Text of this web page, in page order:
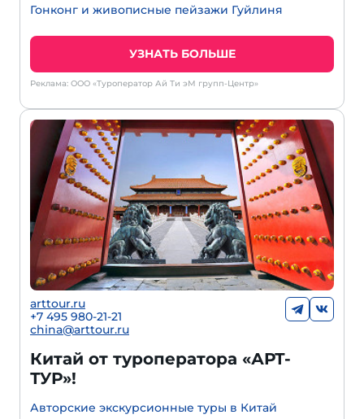
Гонконг и живописные пейзажи Гуйлиня
УЗНАТЬ БОЛЬШЕ
Реклама: ООО «Туроператор Ай Ти эМ групп-Центр»
arttour.ru
+7 495 980-21-21
china@arttour.ru
Китай от туроператора «АРТ-
ТУР»!
Авторские экскурсионные туры в Китай